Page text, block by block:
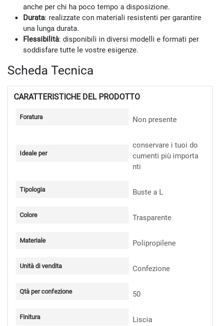
anche per chi ha poco tempo a disposizione.
Durata: realizzate con materiali resistenti per garantire
una lunga durata.
Flessibilità: disponibili in diversi modelli e formati per
soddisfare tutte le vostre esigenze.
Scheda Tecnica
CARATTERISTICHE DEL PRODOTTO
Foratura Non presente
Ideale per
conservare i tuoi do
cumenti più importa
nti
Tipologia Buste a L
Colore Trasparente
Materiale Polipropilene
Unità di vendita Confezione
Qtà per confezione 50
Finitura Liscia